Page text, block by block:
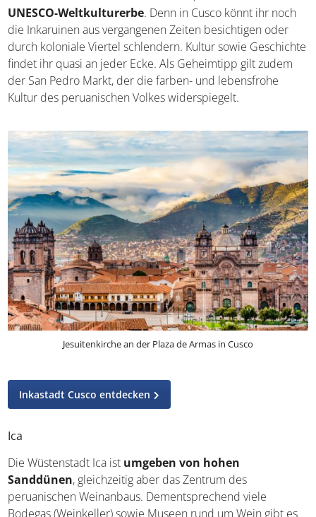
Als die Spanier nach Peru kamen, war Cusco die
Hauptstadt des Inkareiches. Heute gehört sie mit 430.000
Einwohnern zu den kleineren Städten des Landes, dafür
aber zumUNESCO-Weltkulturerbe. Denn in Cusco
könnt ihr noch die Inkaruinen aus vergangenen Zeiten
besichtigen oder durch koloniale Viertel schlendern.
Als Geheimtipp gilt zudem der San Pedro Markt, der die
farben- und lebensfrohe Kultur des peruanischen Volkes
widerspiegelt.
Jesuitenkirche an der Plaza de Armas in Cusco
Ica